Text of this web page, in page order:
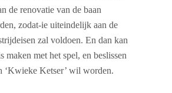
de renovatie van de baan
zodat-ie uiteindelijk aan de
zal voldoen. En dan kan
maken met het spel, en beslissen
‘Kwieke Ketser’ wil worden.